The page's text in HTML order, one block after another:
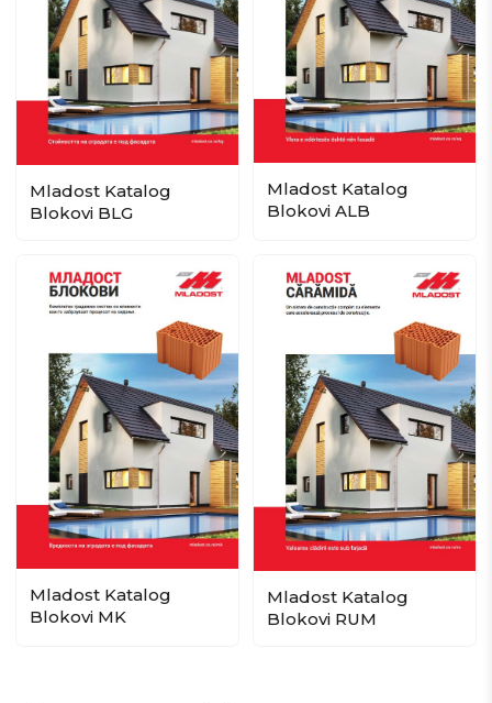
Mladost Katalog
Blokovi BLG
Mladost Katalog
Blokovi ALB
Mladost Katalog
Blokovi MK
Mladost Katalog
Blokovi RUM